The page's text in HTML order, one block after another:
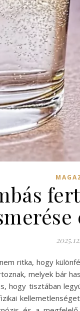
ritka, hogy
melyek bár
hogy tisztában